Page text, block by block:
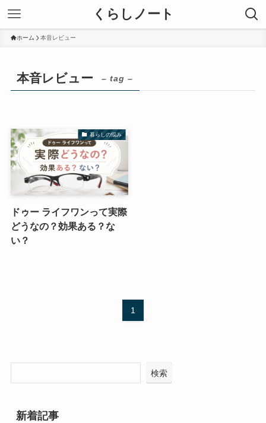
くらしノート
ホーム 本音レビュー
本音レビュー – tag –
暮らしの悩み
ドゥー ライフワンって実際
どうなの？効果ある？な
い？
1
検索
新着記事